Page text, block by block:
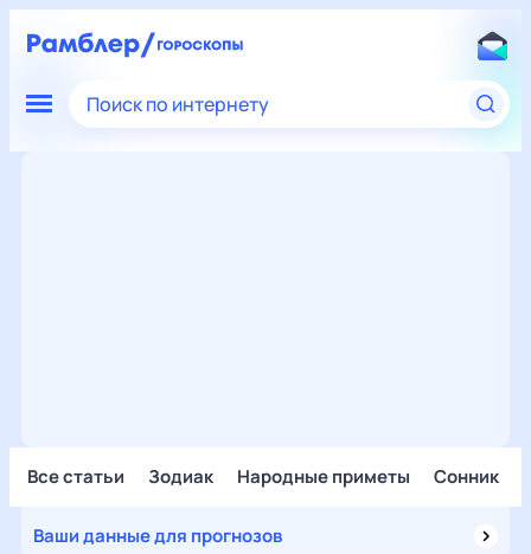
Поиск по интернету
Все статьи Зодиак Народные приметы Сонник
Ваши данные для прогнозов